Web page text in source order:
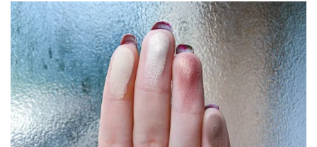
et
Mini
Marly
Ateliers
Auguste,
lequel
choisir
?
02/05/2026